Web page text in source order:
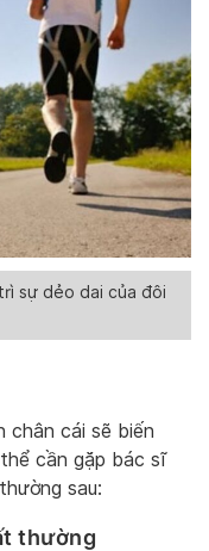
sự dẻo dai của đôi
chân cái sẽ biến
cần gặp bác sĩ
sau:
thường